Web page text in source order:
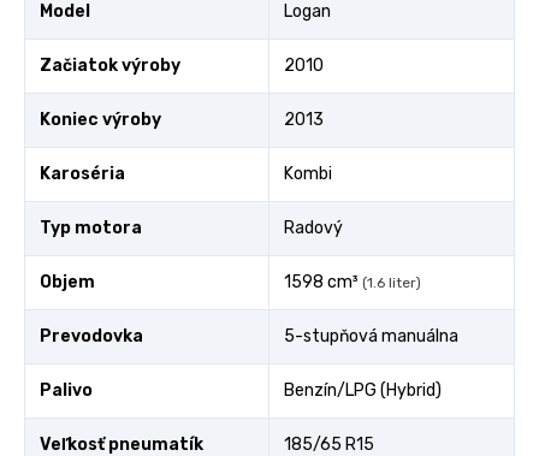
Model Logan
Začiatok výroby 2010
Koniec výroby 2013
Karoséria Kombi
Typ motora Radový
Objem 1598 cm³ (1.6 liter)
Prevodovka 5-stupňová manuálna
Palivo Benzín/LPG (Hybrid)
Veľkosť pneumatík 185/65 R15